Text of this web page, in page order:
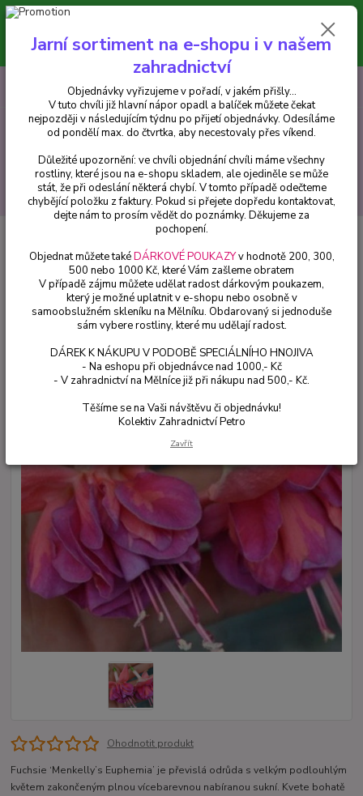
Minimální hodnota pro odeslání z e-shopu je 300 Kč.
V tuto chvíli již hlavní nápor objednávek opadl a balíček můžete čekat
nejpozději v následujícím týdnu po přijetí objednávky. Objednávky
vyřizujeme v pořadí, v jakém přišly...
Menu
CZK
Hledat
+420 602 223 614
Menkelly's Euphemia (Fuchsie) 1046 F
Menkelly's Euphemia (Fuchsie)
1046 F
Ohodnotit produkt
Fuchsie ‘Menkelly’s Euphemia’ je převislá odrůda s velkým podlouhlým
květem zakončeným plnou vícebarevnou nabíranou sukní. Kvete bohatě
Jarní sortiment na e-shopu i v našem
zahradnictví
Objednávky vyřizujeme v pořadí, v jakém přišly...
V tuto chvíli již hlavní nápor opadl a balíček můžete čekat
nejpozději v následujícím týdnu po přijetí objednávky. Odesíláme
od pondělí max. do čtvrtka, aby necestovaly přes víkend.
Důležité upozornění: ve chvíli objednání chvíli máme všechny
rostliny, které jsou na e-shopu skladem, ale ojediněle se může
stát, že při odeslání některá chybí. V tomto případě odečteme
chybějící položku z faktury. Pokud si přejete dopředu kontaktovat,
dejte nám to prosím vědět do poznámky. Děkujeme za
pochopení.
Objednat můžete takéDÁRKOVÉ POUKAZYv hodnotě 200, 300,
500 nebo 1000 Kč, které Vám zašleme obratem
V případě zájmu můžete udělat radost dárkovým poukazem,
který je možné uplatnit v e-shopu nebo osobně v
samoobslužném skleníku na Mělníku. Obdarovaný si jednoduše
sám vybere rostliny, které mu udělají radost.
DÁREK K NÁKUPU V PODOBĚ SPECIÁLNÍHO HNOJIVA
- Na eshopu při objednávce nad 1000,- Kč
- V zahradnictví na Mělníce již při nákupu nad 500,- Kč.
Těšíme se na Vaši návštěvu či objednávku!
Kolektiv Zahradnictví Petro
Zavřít